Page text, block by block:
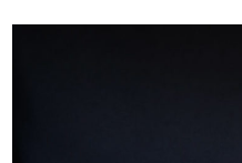
商品一覧